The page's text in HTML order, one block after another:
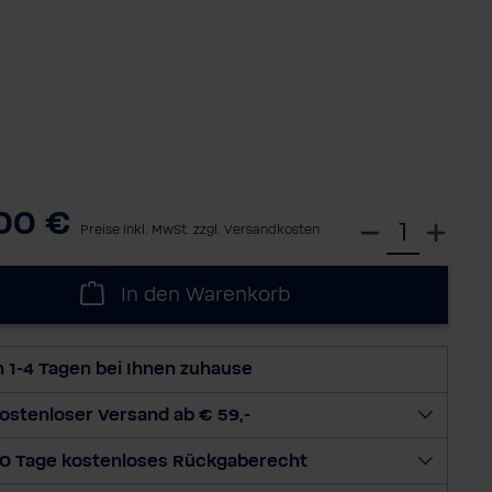
€ Preise inkl. MwSt. zzgl. Versandkosten
W
e
e
e
In den Warenkorb
1-4 Tagen bei Ihnen zuhause
Versand ab € 59,-
Tage kostenloses Rückgaberecht